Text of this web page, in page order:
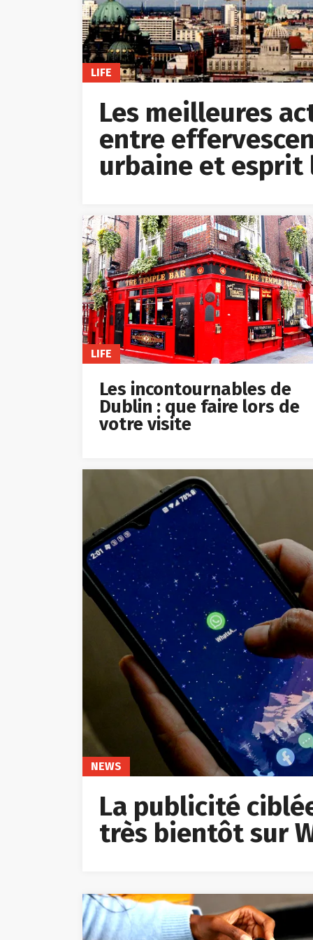
LIFE
Les meilleures
entre
urbaine et esprit
LIFE
Les incontournables de
Dublin : que faire lors de
votre visite
NEWS
La publicité
très bientôt sur